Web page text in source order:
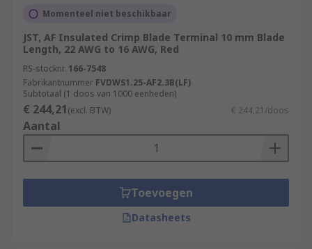
Momenteel niet beschikbaar
JST, AF Insulated Crimp Blade Terminal 10 mm Blade
Length, 22 AWG to 16 AWG, Red
RS-stocknr. 166-7548
Fabrikantnummer FVDWS1.25-AF2.3B(LF)
Subtotaal (1 doos van 1000 eenheden)
€ 244,21(excl. BTW) € 244,21/doos
Aantal
Toevoegen
Datasheets